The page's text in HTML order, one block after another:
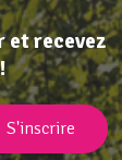
et recevez